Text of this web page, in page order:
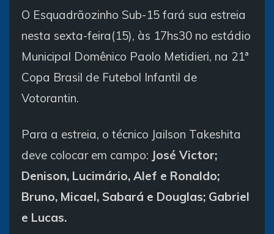
O Esquadrãozinho Sub-15 fará sua estreia
nesta sexta-feira(15), às 17hs30 no estádio
Municipal Domênico Paolo Metidieri, na 21ª
Copa Brasil de Futebol Infantil de
Votorantin.
Para a estreia, o técnico Jailson Takeshita
deve colocar em campo: José Victor;
Denison, Lucimário, Alef e Ronaldo;
Bruno, Micael, Sabará e Douglas; Gabriel
e Lucas.